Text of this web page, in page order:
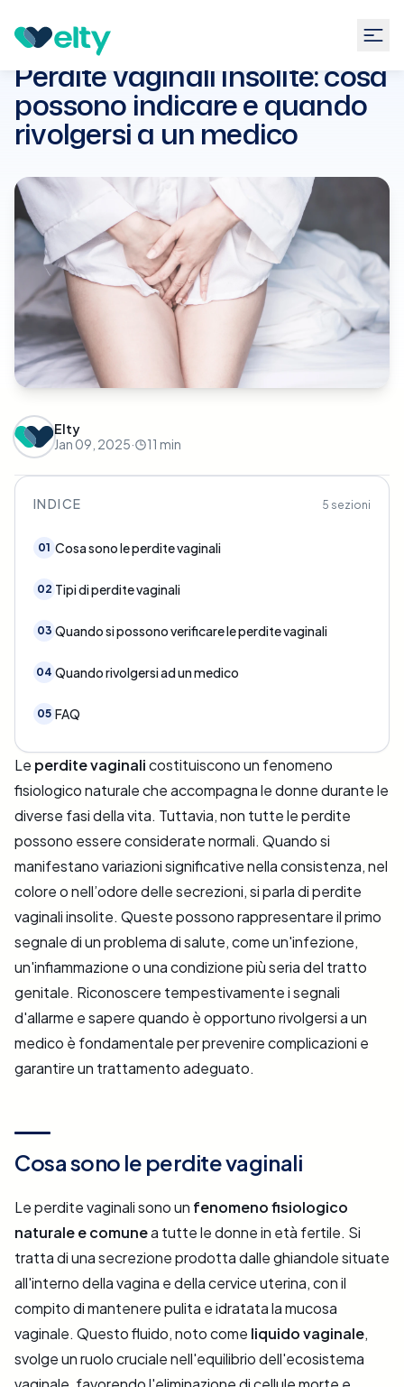
Guide Ginecologia
rivolgersi a un medico
Perdite vaginali insolite: cosa
possono indicare e quando
rivolgersi a un medico
Elty
Jan 09, 2025· 11 min
INDICE 5 sezioni
01 Cosa sono le perdite vaginali
02 Tipi di perdite vaginali
03 Quando si possono verificare le perdite vaginali
04 Quando rivolgersi ad un medico
05 FAQ
Le perdite vaginalicostituiscono un fenomeno
fisiologico naturale che accompagna le donne durante le
diverse fasi della vita. Tuttavia, non tutte le perdite
possono essere considerate normali. Quando si
manifestano variazioni significative nella consistenza, nel
colore o nell’odore delle secrezioni, si parla di perdite
vaginali insolite. Queste possono rappresentare il primo
segnale di un problema di salute, come un'infezione,
un'infiammazione o una condizione più seria del tratto
genitale. Riconoscere tempestivamente i segnali
d'allarme e sapere quando è opportuno rivolgersi a un
medico è fondamentale per prevenire complicazioni e
garantire un trattamento adeguato.
Cosa sono le perdite vaginali
Le perdite vaginali sono un fenomeno fisiologico
naturale e comunea tutte le donne in età fertile. Si
tratta di una secrezione prodotta dalle ghiandole situate
all'interno della vagina e della cervice uterina, con il
compito di mantenere pulita e idratata la mucosa
vaginale. Questo fluido, noto come liquido vaginale,
svolge un ruolo cruciale nell'equilibrio dell'ecosistema